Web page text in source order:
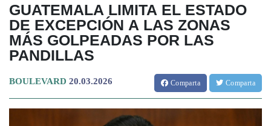
GUATEMALA LIMITA EL ESTADO
DE EXCEPCIÓN A LAS ZONAS
MÁS GOLPEADAS POR LAS
PANDILLAS
BOULEVARD 20.03.2026 Comparta Comparta